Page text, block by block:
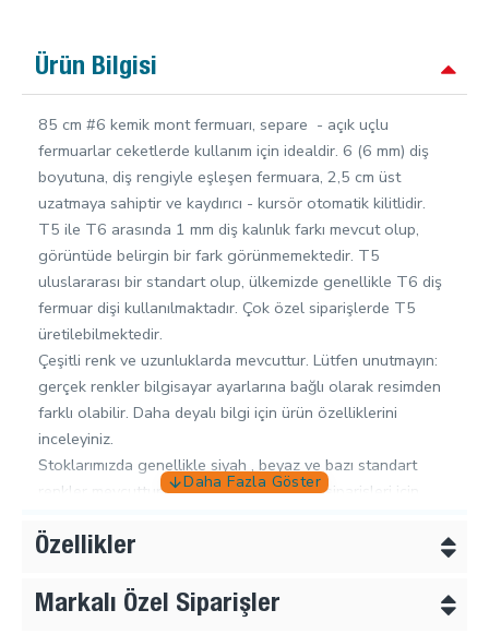
Ürün Bilgisi
85 cm #6 kemik mont fermuarı, separe - açık uçlu
fermuarlar ceketlerde kullanım için idealdir. 6 (6 mm) diş
boyutuna, diş rengiyle eşleşen fermuara, 2,5 cm üst
uzatmaya sahiptir ve kaydırıcı - kursör otomatik kilitlidir.
T5 ile T6 arasında 1 mm diş kalınlık farkı mevcut olup,
görüntüde belirgin bir fark görünmemektedir. T5
uluslararası bir standart olup, ülkemizde genellikle T6 diş
fermuar dişi kullanılmaktadır. Çok özel siparişlerde T5
üretilebilmektedir.
Çeşitli renk ve uzunluklarda mevcuttur. Lütfen unutmayın:
gerçek renkler bilgisayar ayarlarına bağlı olarak resimden
farklı olabilir. Daha deyalı bilgi için ürün özelliklerini
inceleyiniz.
Stoklarımızda genellikle siyah , beyaz ve bazı standart
renkler mevcuttur. Farklı renk ve uzunluk siparişleri için
Özellikler
Markalı Özel Siparişler